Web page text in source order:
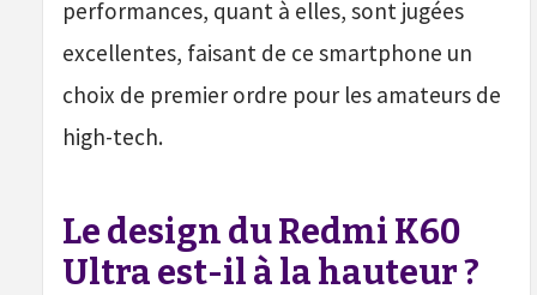
performances, quant à elles, sont jugées
excellentes, faisant de ce smartphone un
choix de premier ordre pour les amateurs de
high-tech.
Le design du Redmi K60
Ultra est-il à la hauteur ?